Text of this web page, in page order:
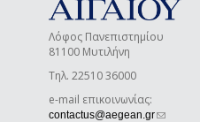
Λόφος Πανεπιστημίου
81100 Μυτιλήνη
Τηλ. 22510 36000
e-mail επικοινωνίας:
contactus@aegean.gr(link